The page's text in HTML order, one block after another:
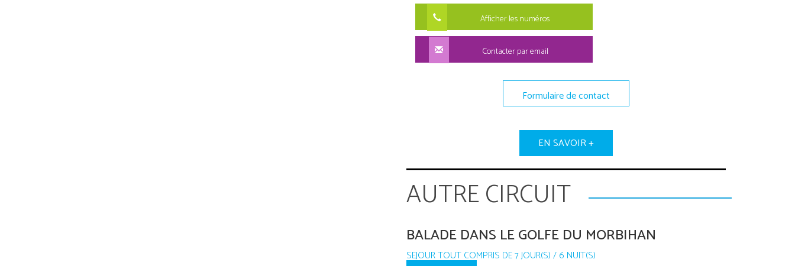
Afficher les numéros
Contacter par email
Formulaire de contact
EN SAVOIR +
AUTRE CIRCUIT
BALADE DANS LE GOLFE DU MORBIHAN
SEJOUR TOUT COMPRIS DE 7 JOUR(S) / 6 NUIT(S)